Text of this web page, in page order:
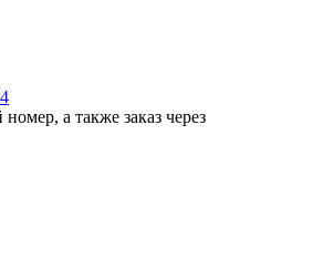
а также заказ через